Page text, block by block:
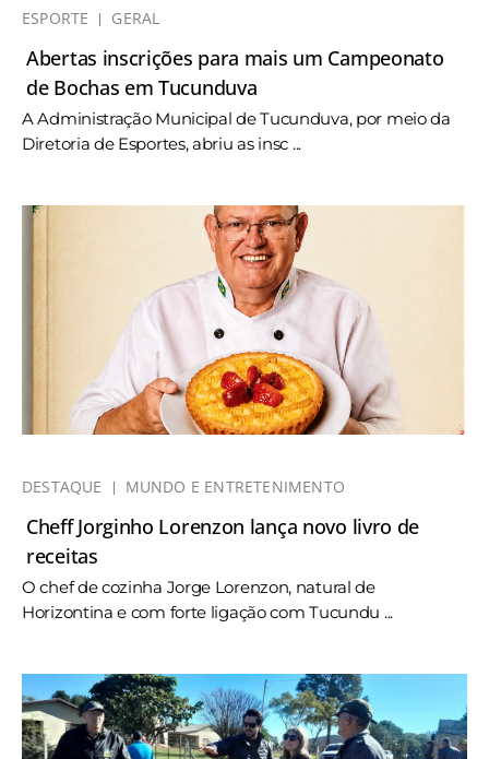
ESPORTE GERAL
Abertas inscrições para mais um Campeonato
de Bochas em Tucunduva
A Administração Municipal de Tucunduva, por meio da
Diretoria de Esportes, abriu as insc ...
DESTAQUE MUNDO E ENTRETENIMENTO
Cheff Jorginho Lorenzon lança novo livro de
receitas
O chef de cozinha Jorge Lorenzon, natural de
Horizontina e com forte ligação com Tucundu ...